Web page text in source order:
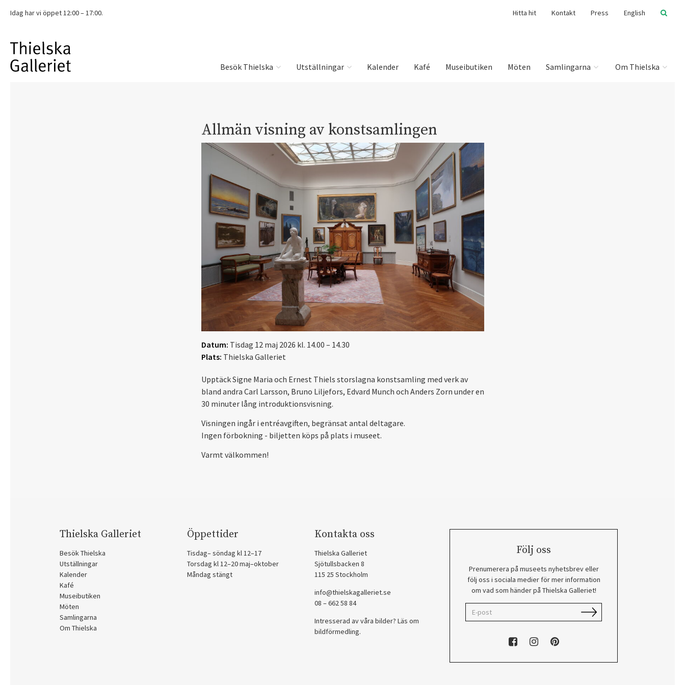
Idag har vi öppet 12:00 – 17:00. Hitta hit Kontakt Press English
Besök Thielska Utställningar Kalender Kafé Museibutiken Möten Samlingarna Om Thielska
Allmän visning av konstsamlingen
Datum: Tisdag 12 maj 2026 kl. 14.00 – 14.30
Plats: Thielska Galleriet
Upptäck Signe Maria och Ernest Thiels storslagna konstsamling med verk av
bland andra Carl Larsson, Bruno Liljefors, Edvard Munch och Anders Zorn under en
30 minuter lång introduktionsvisning.
Visningen ingår i entréavgiften, begränsat antal deltagare.
Ingen förbokning - biljetten köps på plats i museet.
Varmt välkommen!
Thielska Galleriet
Besök Thielska
Utställningar
Kalender
Kafé
Museibutiken
Möten
Samlingarna
Om Thielska
Öppettider
Tisdag– söndag kl 12–17
Torsdag kl 12–20 maj–oktober
Måndag stängt
Kontakta oss
Thielska Galleriet
Sjötullsbacken 8
115 25 Stockholm
info@thielskagalleriet.se
08 – 662 58 84
Intresserad av våra bilder? Läs om
bildförmedling.
Följ oss
Prenumerera på museets nyhetsbrev eller
följ oss i sociala medier för mer information
om vad som händer på Thielska Galleriet!